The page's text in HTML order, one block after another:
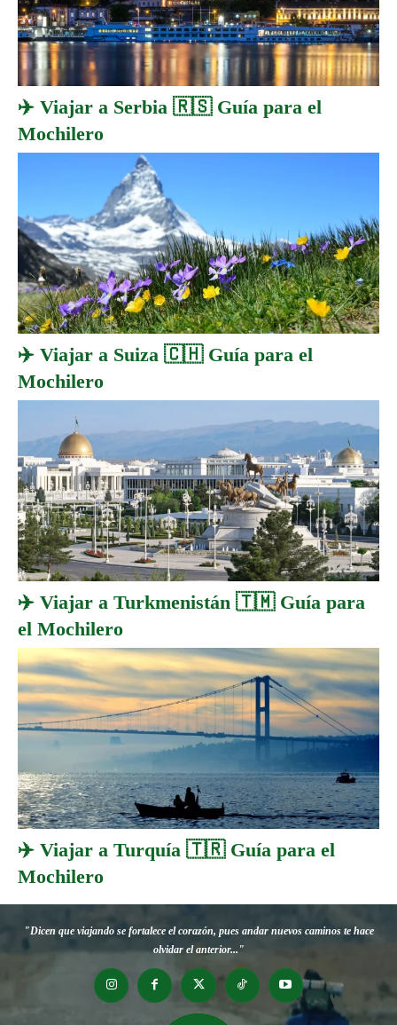
✈️ Viajar a Serbia 🇷🇸 Guía para el
Mochilero
✈️ Viajar a Suiza 🇨🇭 Guía para el
Mochilero
✈️ Viajar a Turkmenistán 🇹🇲 Guía para
el Mochilero
✈️ Viajar a Turquía 🇹🇷 Guía para el
Mochilero
"Dicen que viajando se fortalece el corazón, pues andar nuevos caminos te hace
olvidar el anterior..."